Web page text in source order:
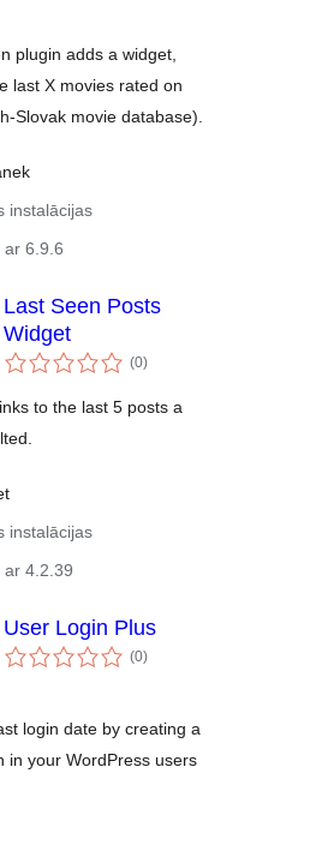
plugin adds a widget,
last X movies rated on
Slovak movie database).
instalācijas
ar 6.9.6
Last Seen Posts
Widget
(0vērtējumu
kopsumma
)
to the last 5 posts a
instalācijas
ar 4.2.39
User Login Plus
(0vērtējumu
kopsumma
)
login date by creating a
in your WordPress users